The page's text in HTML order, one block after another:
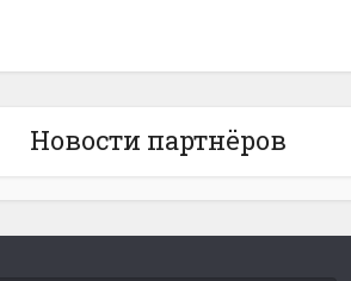
Новости партнёров